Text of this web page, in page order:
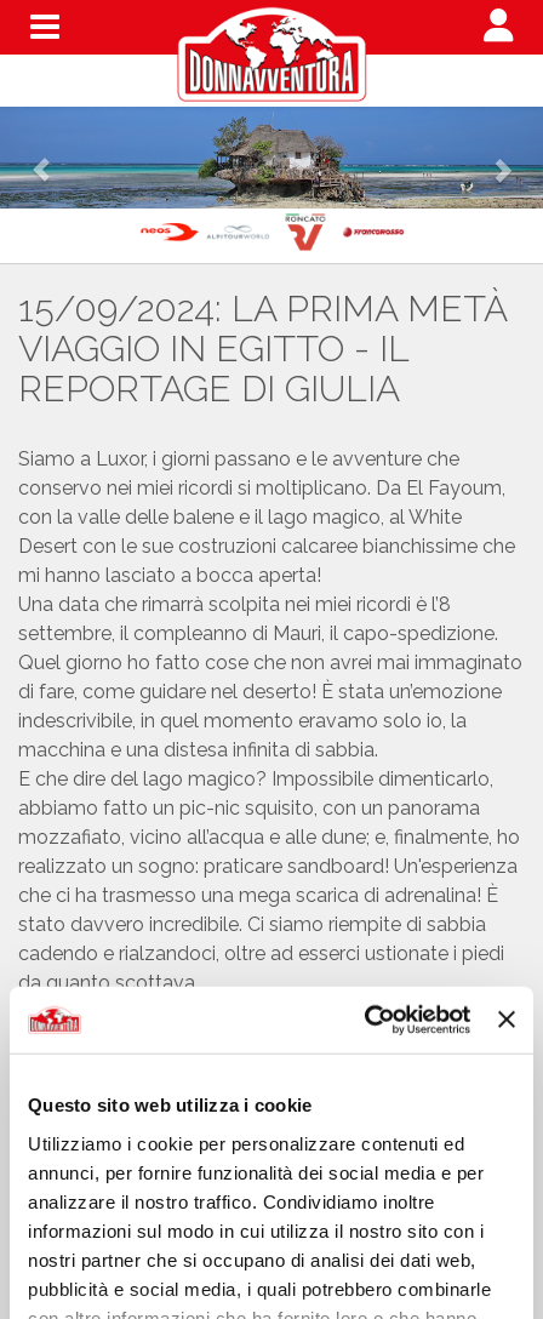
Questo sito web utilizza i cookie
Utilizziamo i cookie per personalizzare contenuti ed
annunci, per fornire funzionalità dei social media e per
analizzare il nostro traffico. Condividiamo inoltre
informazioni sul modo in cui utilizza il nostro sito con i
nostri partner che si occupano di analisi dei dati web,
pubblicità e social media, i quali potrebbero combinarle
Menu
15/09/2024: LA PRIMA METÀ
VIAGGIO IN EGITTO - IL
REPORTAGE DI GIULIA
Siamo a Luxor, i giorni passano e le avventure che
conservo nei miei ricordi si moltiplicano. Da El Fayoum,
con la valle delle balene e il lago magico, al White
Desert con le sue costruzioni calcaree bianchissime che
mi hanno lasciato a bocca aperta!
Una data che rimarrà scolpita nei miei ricordi è l’8
settembre, il compleanno di Mauri, il capo-spedizione.
Quel giorno ho fatto cose che non avrei mai immaginato
di fare, come guidare nel deserto! È stata un’emozione
indescrivibile, in quel momento eravamo solo io, la
macchina e una distesa infinita di sabbia.
E che dire del lago magico? Impossibile dimenticarlo,
abbiamo fatto un pic-nic squisito, con un panorama
mozzafiato, vicino all’acqua e alle dune; e, finalmente, ho
realizzato un sogno: praticare sandboard! Un'esperienza
che ci ha trasmesso una mega scarica di adrenalina! È
stato davvero incredibile. Ci siamo riempite di sabbia
cadendo e rialzandoci, oltre ad esserci ustionate i piedi
da quanto scottava.
Per non parlare della nottata passata a Shahrazad, nella
tenda nel deserto, è stata pura magia: addormentarsi
Sky Full of Stars’ dei Coldplay (una delle mie preferite)…
L’accoglienza che riceviamo è sempre eccezionale; ci
trattano come regine, tant’è che sono quasi due
settimane che siamo scortate dalla polizia… manco
fossimo il presidente della repubblica! Ammetto che mi
fa sentire molto importante.
La seconda e ultima sera al campo tendato ci hanno